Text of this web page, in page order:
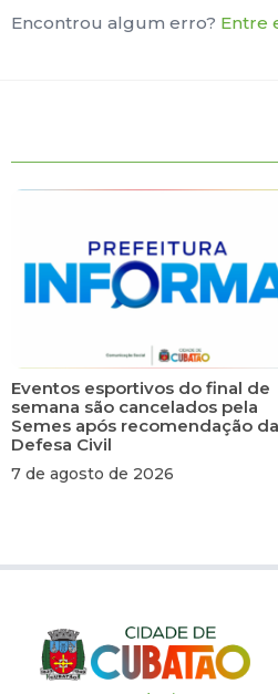
Encontrou algum erro? Entre
Eventos esportivos do final de
semana são cancelados pela
Semes após recomendação da
Defesa Civil
7 de agosto de 2026